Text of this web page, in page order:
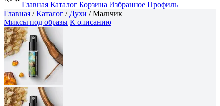
Главная Каталог Корзина Избранное Профиль
Главная /Каталог / Духи /Мальчик
Миксы под образы К описанию